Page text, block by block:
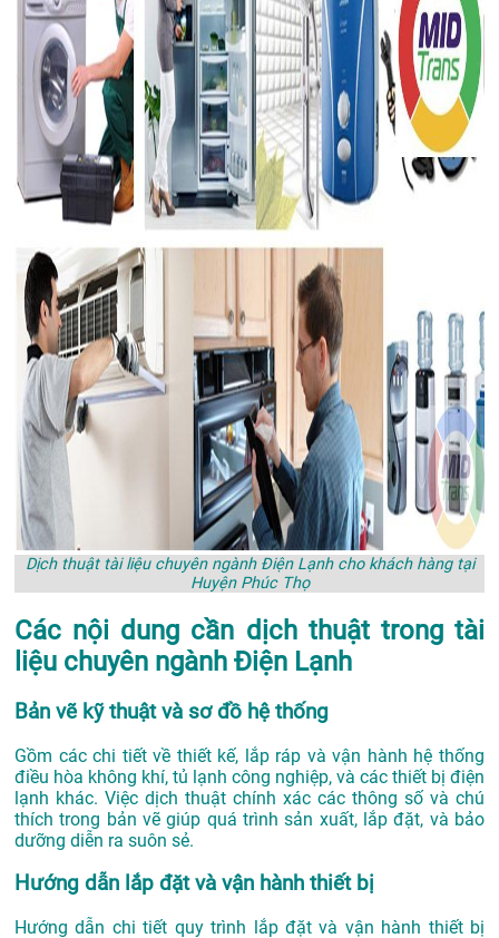
Dịch thuật tài liệu chuyên ngành Điện Lạnh cho khách hàng tại
Huyện Phúc Thọ
Các nội dung cần dịch thuật trong tài
liệu chuyên ngành Điện Lạnh
Bản vẽ kỹ thuật và sơ đồ hệ thống
Gồm các chi tiết về thiết kế, lắp ráp và vận hành hệ thống
điều hòa không khí, tủ lạnh công nghiệp, và các thiết bị điện
lạnh khác. Việc dịch thuật chính xác các thông số và chú
thích trong bản vẽ giúp quá trình sản xuất, lắp đặt, và bảo
dưỡng diễn ra suôn sẻ.
Hướng dẫn lắp đặt và vận hành thiết bị
Hướng dẫn chi tiết quy trình lắp đặt và vận hành thiết bị